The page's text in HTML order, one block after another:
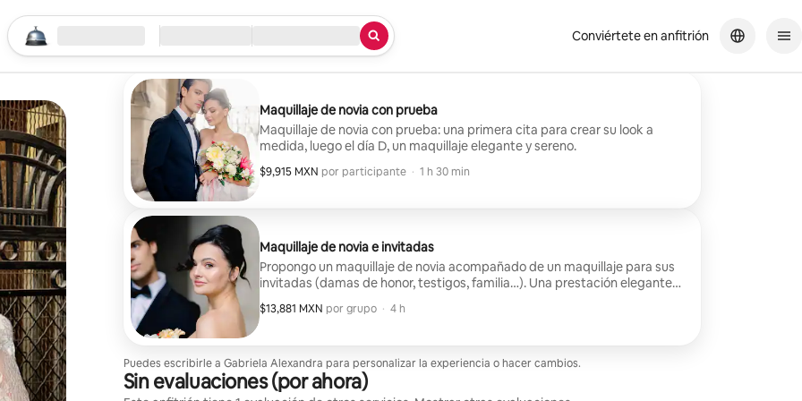
Comienza a explorar
Ubicación Llegada / SalidaTipo de servicio Conviértete en anfitrión
Maquillaje de novia con prueba
Maquillaje de novia con prueba: una primera cita para crear su look a
medida, luego el día D, un maquillaje elegante y sereno.
$9,915 MXN por participante
$9,915 MXN por participante
, · 1 h 30 min
Maquillaje de novia e invitadas
Propongo un maquillaje de novia acompañado de un maquillaje para sus
invitadas (damas de honor, testigos, familia…). Una prestación elegante y
para brillar el día D. Sin prueba
$13,881 MXN por grupo
$13,881 MXN por grupo
, · 4 h
Puedes escribirle a Gabriela Alexandra para personalizar la experiencia o hacer cambios.
Sin evaluaciones (por ahora)